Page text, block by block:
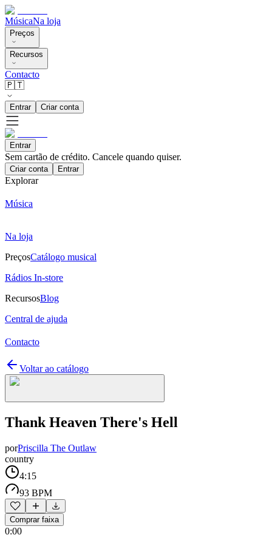
MúsicaNa loja
Preços
Recursos
Contacto
🇵🇹
Entrar Criar conta
Entrar
Sem cartão de crédito. Cancele quando quiser.
Criar conta Entrar
Explorar
Música
Na loja
PreçosCatálogo musical
Rádios In-store
RecursosBlog
Central de ajuda
Contacto
Voltar ao catálogo
Thank Heaven There's Hell
porPriscilla The Outlaw
country
4:15
93 BPM
Comprar faixa
0:00